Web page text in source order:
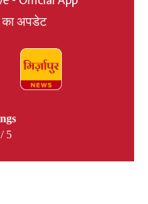
का अपडेट
5